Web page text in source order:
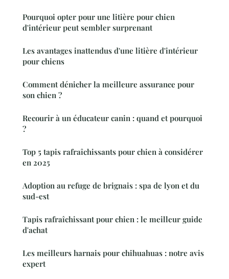
Pourquoi opter pour une litière pour chien
d'intérieur peut sembler surprenant
Les avantages inattendus d'une litière d'intérieur
pour chiens
Comment dénicher la meilleure assurance pour
son chien ?
Recourir à un éducateur canin : quand et pourquoi
?
Top 5 tapis rafraîchissants pour chien à considérer
en 2025
Adoption au refuge de brignais : spa de lyon et du
sud-est
Tapis rafraîchissant pour chien : le meilleur guide
d'achat
Les meilleurs harnais pour chihuahuas : notre avis
expert